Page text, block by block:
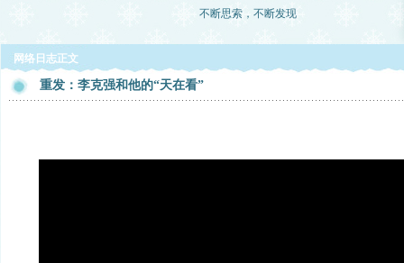
不断思索，不断发现
网络日志正文
重发：李克强和他的“天在看”